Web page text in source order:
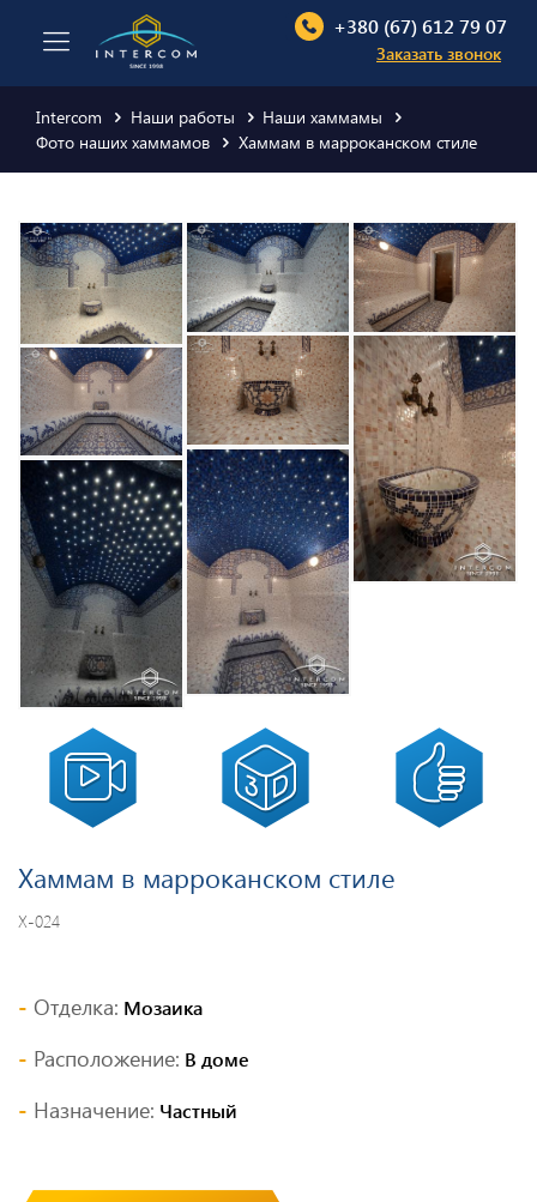
+380 (67) 612 79 07
Заказать звонок
Intercom Наши работы
Наши хаммамы
Фото наших хаммамов
Хаммам в марроканском стиле
Хаммам в марроканском стиле
Х-024
Отделка: Мозаика
Расположение: В доме
Назначение: Частный